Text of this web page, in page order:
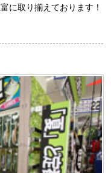
に取り揃えております！